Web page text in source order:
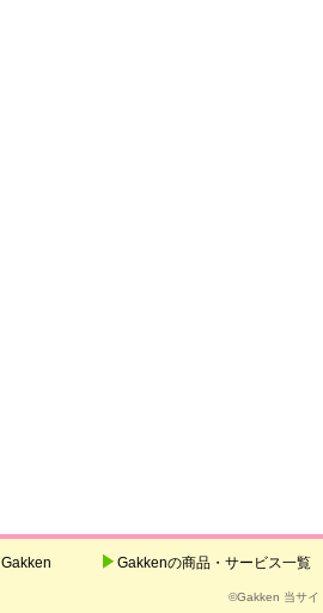
Gakken Gakkenの商品・サービス一覧
©Gakken 当サイ